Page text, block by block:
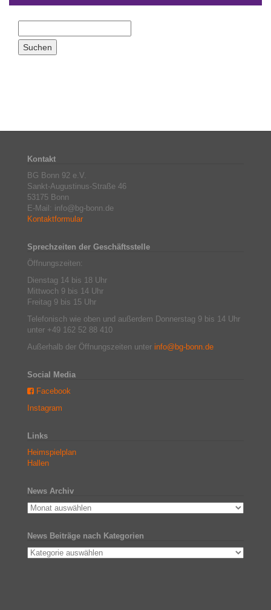
Kontakt
BG Bonn 92 e.V.
Sankt-Augustinus-Straße 46
53175 Bonn
E-Mail: info@bg-bonn.de
Kontaktformular
Sprechzeiten der Geschäftsstelle
Öffnungszeiten:
Dienstag 14 bis 18 Uhr
Mittwoch 9 bis 14 Uhr
Freitag 9 bis 15 Uhr
Telefonisch wie oben und außerdem Donnerstag 9 bis 14 Uhr
unter +49 162 52 88 410
Außerhalb der Öffnungszeiten unter info@bg-bonn.de
Social Media
Facebook
Instagram
Links
Heimspielplan
Hallen
News Archiv
News Beiträge nach Kategorien